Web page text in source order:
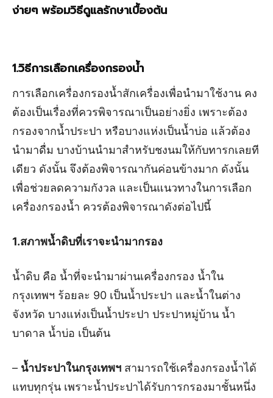
ง่ายๆ พร้อมวิธีดูแลรักษาเบื้องต้น
1.วิธีการเลือกเครื่องกรองน้ำ
การเลือกเครื่องกรองน้ำสักเครื่องเพื่อนำมาใช้งาน คง
ต้องเป็นเรื่องที่ควรพิจารณาเป็นอย่างยิ่ง เพราะต้อง
กรองจากน้ำประปา หรือบางแห่งเป็นน้ำบ่อ แล้วต้อง
นำมาดื่ม บางบ้านนำมาสำหรับชงนมให้กับทารกเลยที
เดียว ดังนั้น จึงต้องพิจารณากันค่อนข้างมาก ดังนั้น
เพื่อช่วยลดความกังวล และเป็นแนวทางในการเลือก
เครื่องกรองน้ำ ควรต้องพิจารณาดังต่อไปนี้
1.สภาพน้ำดิบที่เราจะนำมากรอง
น้ำดิบ คือ น้ำที่จะนำมาผ่านเครื่องกรอง น้ำใน
กรุงเทพฯ ร้อยละ 90 เป็นน้ำประปา และน้ำในต่าง
จังหวัด บางแห่งเป็นน้ำประปา ประปาหมู่บ้าน น้ำ
บาดาล น้ำบ่อ เป็นต้น
– น้ำประปาในกรุงเทพฯ สามารถใช้เครื่องกรองน้ำได้
แทบทุกรุ่น เพราะน้ำประปาได้รับการกรองมาชั้นหนึ่ง